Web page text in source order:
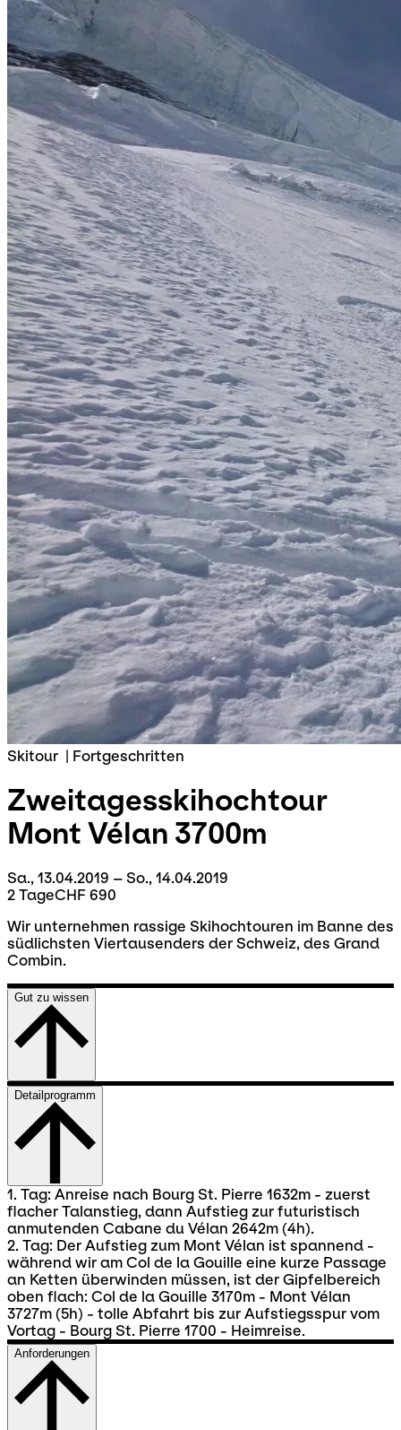
Skitour | Fortgeschritten
Zweitagesskihochtour
Mont Vélan 3700m
Sa., 13.04.2019 – So., 14.04.2019
2 TageCHF 690
Wir unternehmen rassige Skihochtouren im Banne des
südlichsten Viertausenders der Schweiz, des Grand
Combin.
Gut zu wissen
Detailprogramm
1. Tag: Anreise nach Bourg St. Pierre 1632m - zuerst
flacher Talanstieg, dann Aufstieg zur futuristisch
anmutenden Cabane du Vélan 2642m (4h).
2. Tag: Der Aufstieg zum Mont Vélan ist spannend -
während wir am Col de la Gouille eine kurze Passage
an Ketten überwinden müssen, ist der Gipfelbereich
oben flach: Col de la Gouille 3170m - Mont Vélan
3727m (5h) - tolle Abfahrt bis zur Aufstiegsspur vom
Vortag - Bourg St. Pierre 1700 - Heimreise.
Anforderungen